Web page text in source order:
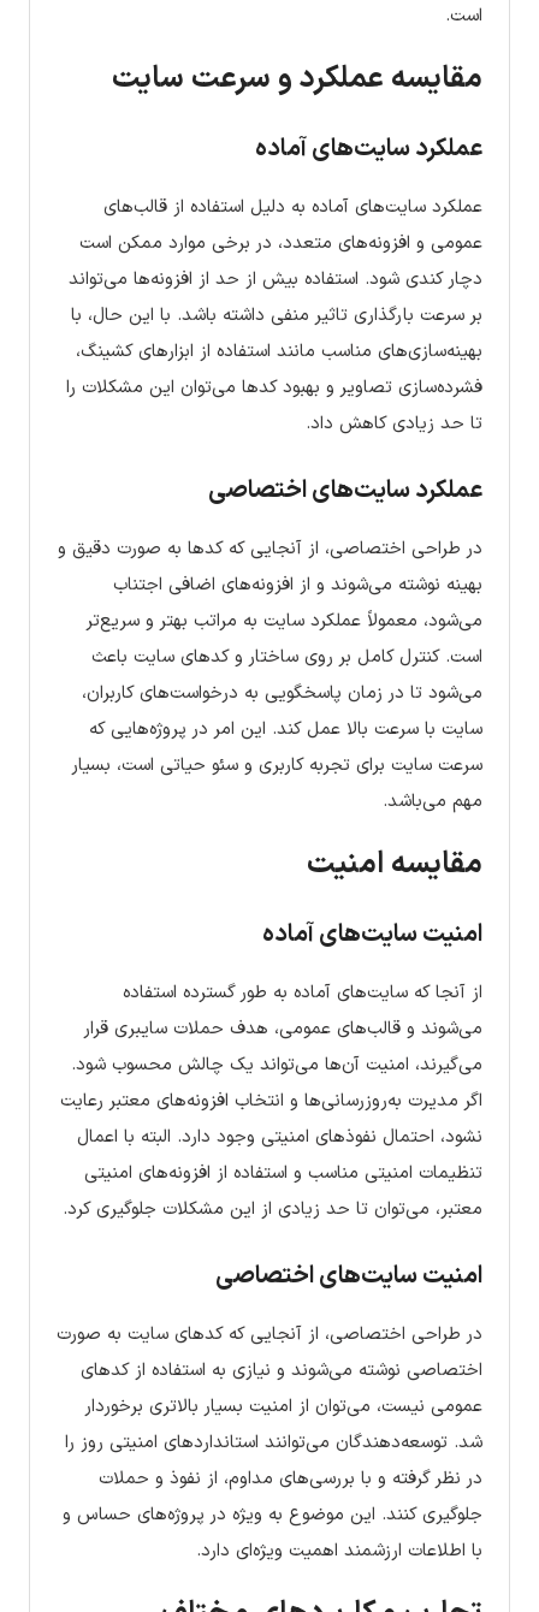
است.
مقایسه عملکرد و سرعت سایت
عملکرد سایت‌های آماده
عملکرد سایت‌های آماده به دلیل استفاده از قالب‌های
عمومی و افزونه‌های متعدد، در برخی موارد ممکن است
دچار کندی شود. استفاده بیش از حد از افزونه‌ها می‌تواند
بر سرعت بارگذاری تاثیر منفی داشته باشد. با این حال، با
بهینه‌سازی‌های مناسب مانند استفاده از ابزارهای کشینگ،
فشرده‌سازی تصاویر و بهبود کدها می‌توان این مشکلات را
تا حد زیادی کاهش داد.
عملکرد سایت‌های اختصاصی
در طراحی اختصاصی، از آنجایی که کدها به صورت دقیق و
بهینه نوشته می‌شوند و از افزونه‌های اضافی اجتناب
می‌شود، معمولاً عملکرد سایت به مراتب بهتر و سریع‌تر
است. کنترل کامل بر روی ساختار و کدهای سایت باعث
می‌شود تا در زمان پاسخگویی به درخواست‌های کاربران،
سایت با سرعت بالا عمل کند. این امر در پروژه‌هایی که
سرعت سایت برای تجربه کاربری و سئو حیاتی است، بسیار
مهم می‌باشد.
مقایسه امنیت
امنیت سایت‌های آماده
از آنجا که سایت‌های آماده به طور گسترده استفاده
می‌شوند و قالب‌های عمومی، هدف حملات سایبری قرار
می‌گیرند، امنیت آن‌ها می‌تواند یک چالش محسوب شود.
اگر مدیرت به‌روزرسانی‌ها و انتخاب افزونه‌های معتبر رعایت
نشود، احتمال نفوذهای امنیتی وجود دارد. البته با اعمال
تنظیمات امنیتی مناسب و استفاده از افزونه‌های امنیتی
معتبر، می‌توان تا حد زیادی از این مشکلات جلوگیری کرد.
امنیت سایت‌های اختصاصی
در طراحی اختصاصی، از آنجایی که کدهای سایت به صورت
اختصاصی نوشته می‌شوند و نیازی به استفاده از کدهای
عمومی نیست، می‌توان از امنیت بسیار بالاتری برخوردار
شد. توسعه‌دهندگان می‌توانند استانداردهای امنیتی روز را
در نظر گرفته و با بررسی‌های مداوم، از نفوذ و حملات
جلوگیری کنند. این موضوع به ویژه در پروژه‌های حساس و
با اطلاعات ارزشمند اهمیت ویژه‌ای دارد.